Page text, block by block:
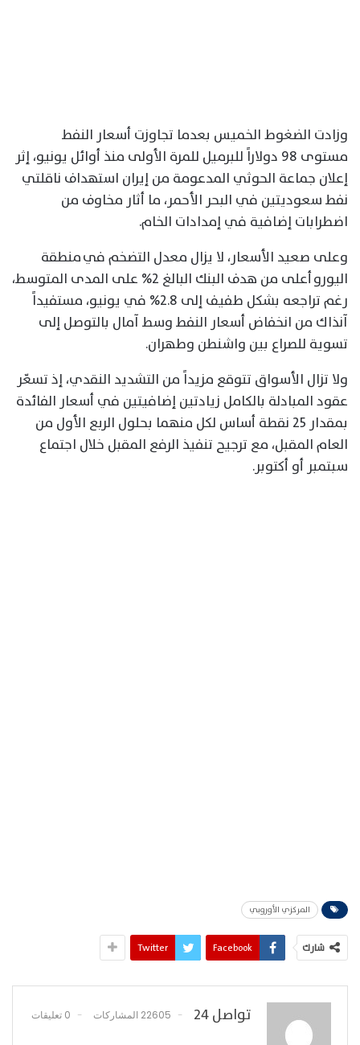
وزادت الضغوط الخميس بعدما تجاوزت أسعار النفط
مستوى 98 دولاراً للبرميل للمرة الأولى منذ أوائل يونيو، إثر
إعلان جماعة الحوثي المدعومة من إيران استهداف ناقلتي
نفط سعوديتين في البحر الأحمر، ما أثار مخاوف من
اضطرابات إضافية في إمدادات الخام.
وعلى صعيد الأسعار، لا يزال معدل التضخم في منطقة
اليورو أعلى من هدف البنك البالغ 2% على المدى المتوسط،
رغم تراجعه بشكل طفيف إلى 2.8% في يونيو، مستفيداً
آنذاك من انخفاض أسعار النفط وسط آمال بالتوصل إلى
تسوية للصراع بين واشنطن وطهران.
ولا تزال الأسواق تتوقع مزيداً من التشديد النقدي، إذ تسعّر
عقود المبادلة بالكامل زيادتين إضافيتين في أسعار الفائدة
بمقدار 25 نقطة أساس لكل منهما بحلول الربع الأول من
العام المقبل، مع ترجيح تنفيذ الرفع المقبل خلال اجتماع
سبتمبر أو أكتوبر.
المركزي الأوروبي
شارك Facebook
Twitter
تواصل 24 22605 المشاركات 0 تعليقات